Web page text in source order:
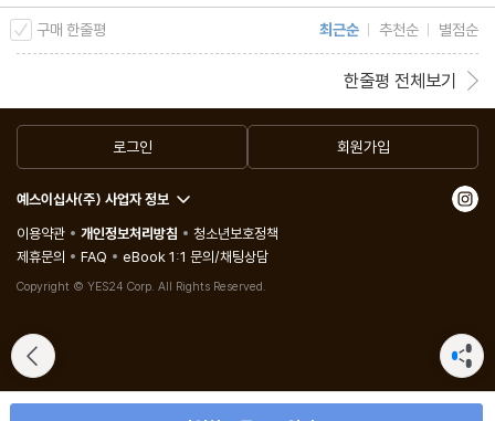
구매 한줄평 최근순 추천순 별점순
한줄평 전체보기
로그인 회원가입
예스이십사(주) 사업자 정보
이용약관
개인정보처리방침
청소년보호정책
제휴문의
FAQ eBook 1:1 문의/채팅상담
Copyright © YES24 Corp. All Rights Reserved.